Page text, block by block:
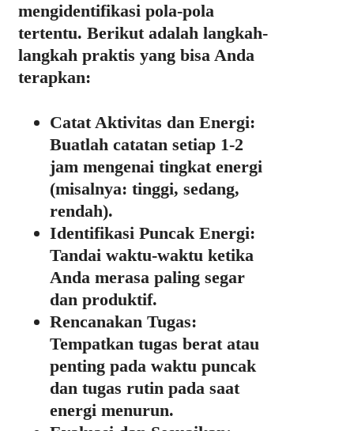
mengidentifikasi pola-pola
tertentu. Berikut adalah langkah-
langkah praktis yang bisa Anda
terapkan:
Catat Aktivitas dan Energi:
Buatlah catatan setiap 1-2
jam mengenai tingkat energi
(misalnya: tinggi, sedang,
rendah).
Identifikasi Puncak Energi:
Tandai waktu-waktu ketika
Anda merasa paling segar
dan produktif.
Rencanakan Tugas:
Tempatkan tugas berat atau
penting pada waktu puncak
dan tugas rutin pada saat
energi menurun.